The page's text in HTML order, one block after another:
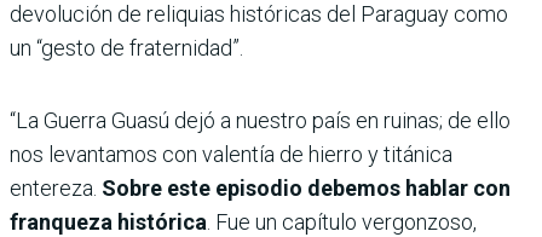
devolución de reliquias históricas del Paraguay como
un “gesto de fraternidad”.
“La Guerra Guasú dejó a nuestro país en ruinas; de ello
nos levantamos con valentía de hierro y titánica
entereza. Sobre este episodio debemos hablar con
franqueza histórica . Fue un capítulo vergonzoso,